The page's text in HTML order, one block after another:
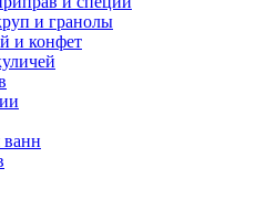
и гранолы
и конфет
ванн